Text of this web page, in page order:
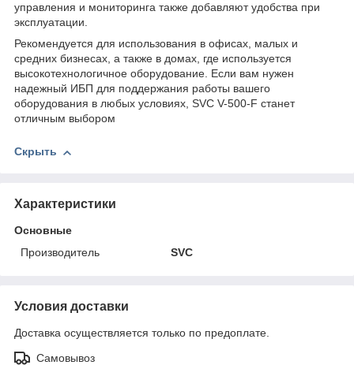
управления и мониторинга также добавляют удобства при
эксплуатации.
Рекомендуется для использования в офисах, малых и
средних бизнесах, а также в домах, где используется
высокотехнологичное оборудование. Если вам нужен
надежный ИБП для поддержания работы вашего
оборудования в любых условиях, SVC V-500-F станет
отличным выбором
Скрыть
Характеристики
Основные
Производитель
SVC
Условия доставки
Доставка осуществляется только по предоплате.
Самовывоз